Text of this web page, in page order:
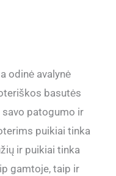
odinė avalynė
basutės
patogumo ir
puikiai tinka
ir puikiai tinka
gamtoje, taip ir